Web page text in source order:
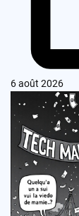
6 août 2026